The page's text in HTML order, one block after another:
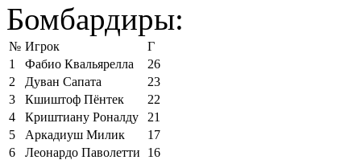
Бомбардиры:
№ Игрок
Г
1
Фабио Квальярелла
26
2
Дуван Сапата
23
3
Кшиштоф Пёнтек
22
4
Криштиану Роналду
21
5
Аркадиуш Милик
17
6
Леонардо Паволетти
16